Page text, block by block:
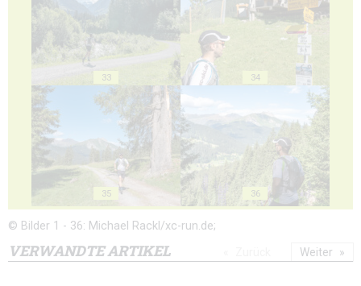
33 34
35 36
© Bilder 1 - 36: Michael Rackl/xc-run.de;
VERWANDTE ARTIKEL Weiter